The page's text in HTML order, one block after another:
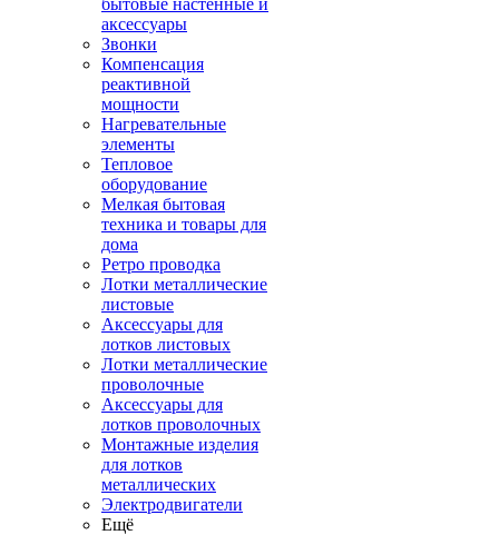
бытовые настенные и
аксессуары
Звонки
Компенсация
реактивной
мощности
Нагревательные
элементы
Тепловое
оборудование
Мелкая бытовая
техника и товары для
дома
Ретро проводка
Лотки металлические
листовые
Аксессуары для
лотков листовых
Лотки металлические
проволочные
Аксессуары для
лотков проволочных
Монтажные изделия
для лотков
металлических
Электродвигатели
Ещё